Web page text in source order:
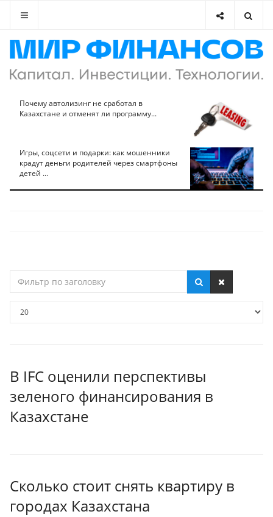
Почему автолизинг не сработал в
Казахстане и отменят ли программу...
Игры, соцсети и подарки: как мошенники
крадут деньги родителей через смартфоны
детей ...
по
В IFC оценили перспективы
зеленого финансирования в
Казахстане
Сколько стоит снять квартиру в
городах Казахстана